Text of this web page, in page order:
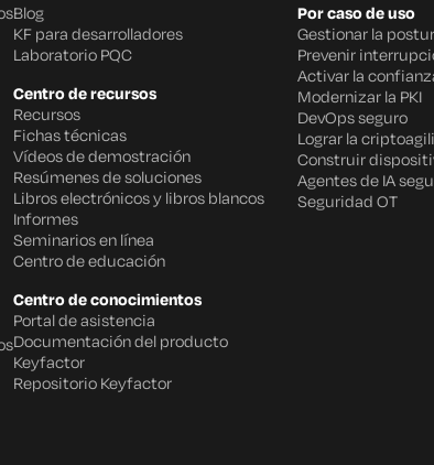
Blog
KF para desarrolladores
Laboratorio PQC
Centro de recursos
Recursos
Fichas técnicas
Vídeos de demostración
Resúmenes de soluciones
Libros electrónicos y libros blancos
Informes
Seminarios en línea
Centro de educación
Centro de conocimientos
Portal de asistencia
Documentación del producto
Keyfactor
Repositorio Keyfactor
Por caso de uso
Gestionar la
Prevenir
Activar la
Modernizar la PKI
DevOps seguro
Lograr la
Construir
Agentes de IA
Seguridad OT